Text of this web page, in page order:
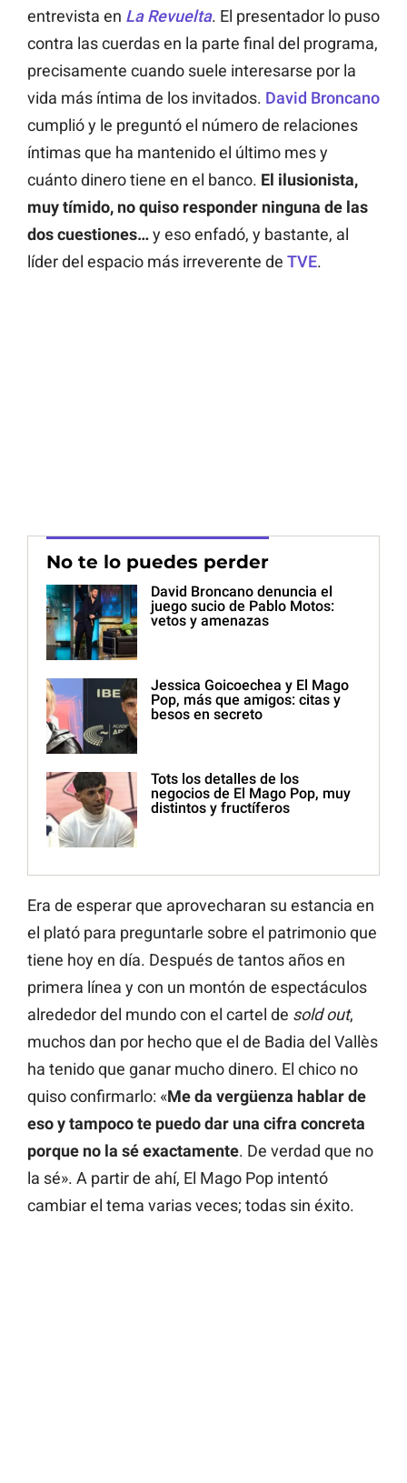
entrevista en La Revuelta. El presentador lo puso
contra las cuerdas en la parte final del programa,
precisamente cuando suele interesarse por la
vida más íntima de los invitados. David Broncano
cumplió y le preguntó el número de relaciones
íntimas que ha mantenido el último mes y
cuánto dinero tiene en el banco. El ilusionista,
muy tímido, no quiso responder ninguna de las
dos cuestiones…y eso enfadó, y bastante, al
líder del espacio más irreverente de TVE.
No te lo puedes perder
David Broncano denuncia el
juego sucio de Pablo Motos:
vetos y amenazas
Jessica Goicoechea y El Mago
Pop, más que amigos: citas y
besos en secreto
Tots los detalles de los
negocios de El Mago Pop, muy
distintos y fructíferos
Era de esperar que aprovecharan su estancia en
el plató para preguntarle sobre el patrimonio que
tiene hoy en día. Después de tantos años en
primera línea y con un montón de espectáculos
alrededor del mundo con el cartel de sold out,
muchos dan por hecho que el de Badia del Vallès
ha tenido que ganar mucho dinero. El chico no
quiso confirmarlo: «Me da vergüenza hablar de
eso y tampoco te puedo dar una cifra concreta
porque no la sé exactamente. De verdad que no
la sé». A partir de ahí, El Mago Pop intentó
cambiar el tema varias veces; todas sin éxito.